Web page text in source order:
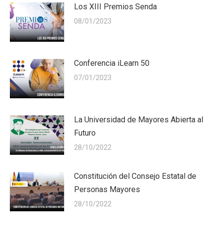
Los XIII Premios Senda
08/01/2023
Conferencia iLearn 50
07/01/2023
La Universidad de Mayores Abierta al
Futuro
28/10/2022
Constitución del Consejo Estatal de
Personas Mayores
28/10/2022